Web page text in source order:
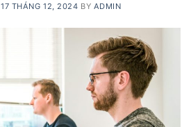
17 THÁNG 12, 2024 BY ADMIN